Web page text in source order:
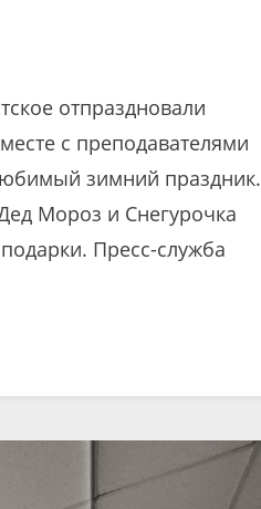
отпраздновали
с преподавателями
зимний праздник.
Мороз и Снегурочка
Пресс-служба